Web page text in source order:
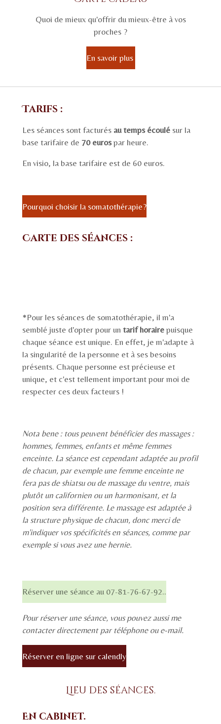
Quoi de mieux qu'offrir du mieux-être à vos
proches ?
En savoir plus
Tarifs :
Les séances sont facturés au temps écoulé sur la
base tarifaire de 70 eurospar heure.
En visio, la base tarifaire est de 60 euros.
Pourquoi choisir la somatothérapie?
Carte des séances :
*Pour les séances de somatothérapie, il m'a
semblé juste d'opter pour un tarif horairepuisque
chaque séance est unique. En effet, je m'adapte à
la singularité de la personne et à ses besoins
présents. Chaque personne est précieuse et
unique, et c'est tellement important pour moi de
respecter ces deux facteurs !
Nota bene : tous peuvent bénéficier des massages :
hommes, femmes, enfants et même femmes
enceinte. La séance est cependant adaptée au profil
de chacun, par exemple une femme enceinte ne
fera pas de shiatsu ou de massage du ventre, mais
plutôt un californien ou un harmonisant, et la
position sera différente. Le massage est adaptée à
la structure physique de chacun, donc merci de
m'indiquer vos spécificités en séances, comme par
exemple si vous avez une hernie.
Réserver une séance au 07-81-76-67-92..
Pour réserver une séance, vous pouvez aussi me
contacter directement par téléphone ou e-mail.
Réserver en ligne sur calendly
Lieu des séances.
En cabinet.